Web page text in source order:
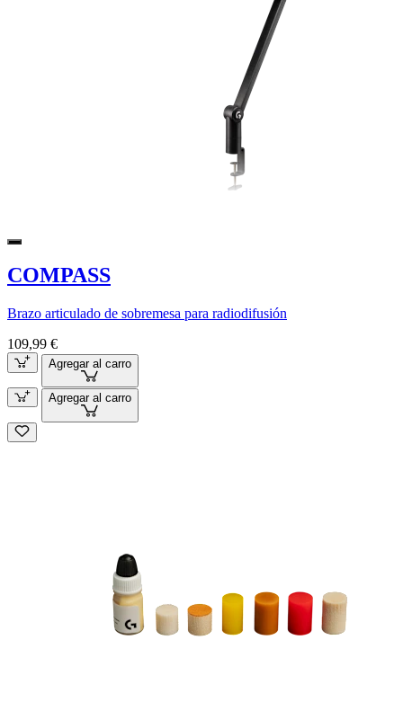
COMPASS
Brazo articulado de sobremesa para radiodifusión
109,99 €
Agregar al carro
Agregar al carro